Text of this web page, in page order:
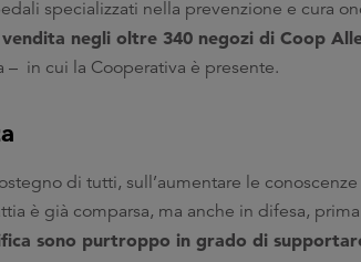
specializzati nella prevenzione e cura
negli oltre 340 negozi di Coop
– in cui la Cooperativa è presente.
di tutti, sull’aumentare le
è già comparsa, ma anche in difesa,
sono purtroppo in grado di